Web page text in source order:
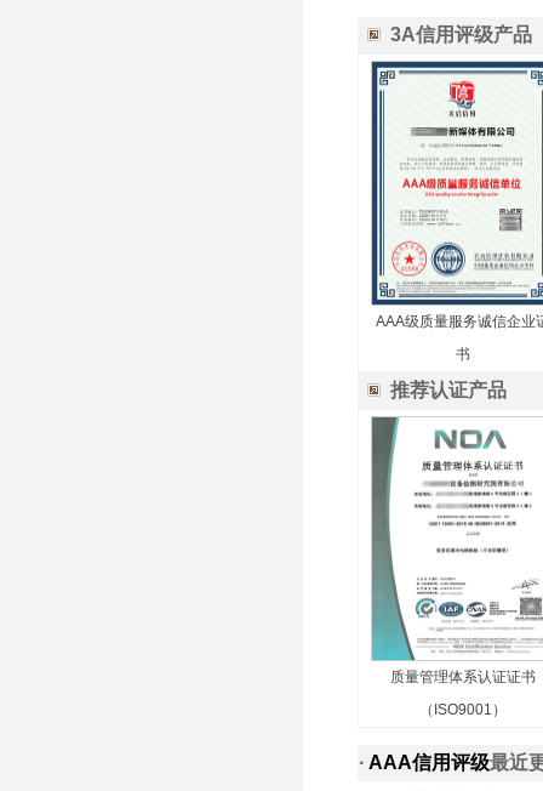
3A信用评级产品
AAA级质量服务诚信企业
书
推荐认证产品
质量管理体系认证证书
（ISO9001）
· AAA信用评级最近